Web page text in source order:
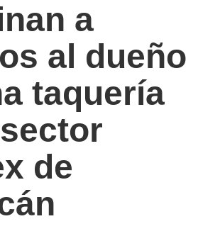
a
al dueño
taquería
de